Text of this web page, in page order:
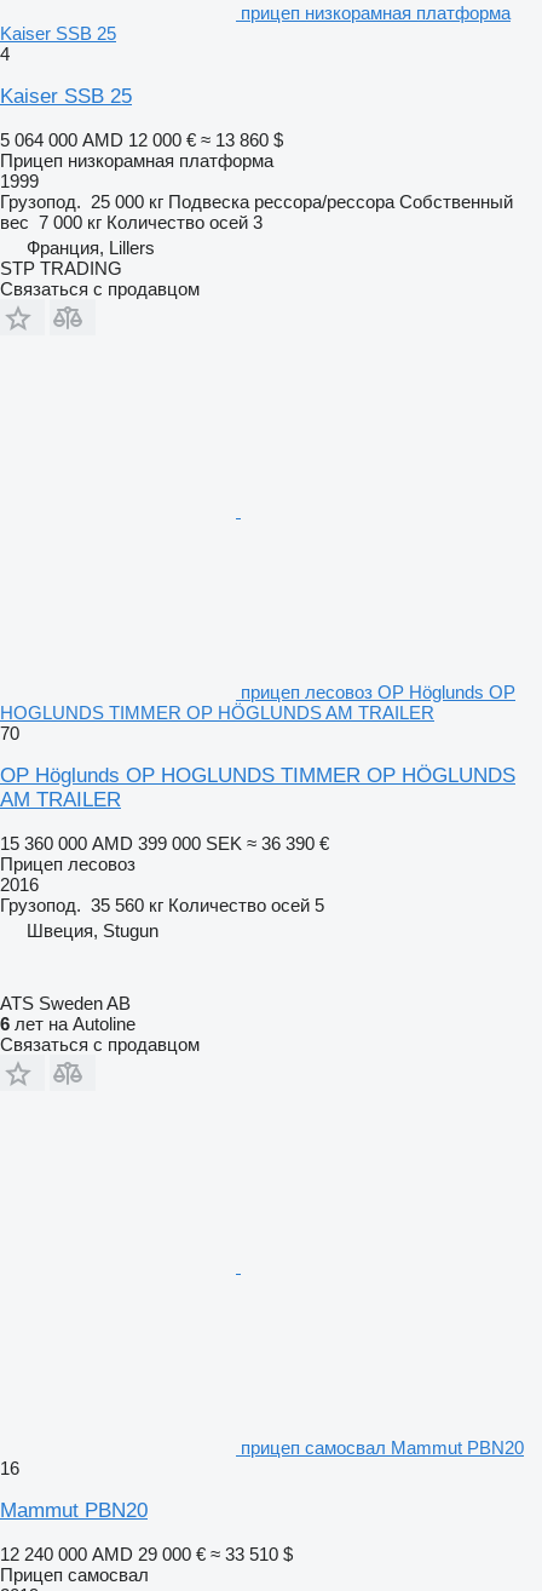
прицеп низкорамная платформа
Kaiser SSB 25
4
Kaiser SSB 25
5 064 000 AMD 12 000 € ≈ 13 860 $
Прицеп низкорамная платформа
1999
Грузопод. 25 000 кг Подвеска рессора/рессора Собственный
вес 7 000 кг Количество осей 3
Франция, Lillers
STP TRADING
Связаться с продавцом
прицеп лесовоз OP Höglunds OP
HOGLUNDS TIMMER OP HÖGLUNDS AM TRAILER
70
OP Höglunds OP HOGLUNDS TIMMER OP HÖGLUNDS
AM TRAILER
15 360 000 AMD 399 000 SEK ≈ 36 390 €
Прицеп лесовоз
2016
Грузопод. 35 560 кг Количество осей 5
Швеция, Stugun
ATS Sweden AB
6 лет на Autoline
Связаться с продавцом
прицеп самосвал Mammut PBN20
16
Mammut PBN20
12 240 000 AMD 29 000 € ≈ 33 510 $
Прицеп самосвал